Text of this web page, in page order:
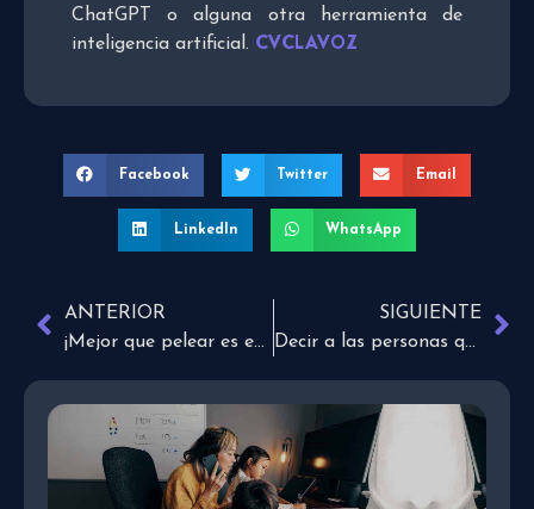
ChatGPT o alguna otra herramienta de
inteligencia artificial. CVCLAVOZ
Facebook Twitter Email
LinkedIn WhatsApp
ANTERIOR
¡Mejor que pelear es entregar!
SIGUIENTE
Decir a las personas que las amamos